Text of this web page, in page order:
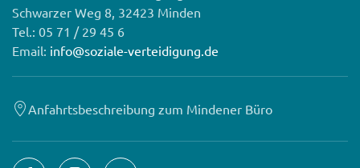
Schwarzer Weg 8, 32423 Minden
Tel.: 05 71 / 29 45 6
Email: info@soziale-verteidigung.de
Anfahrtsbeschreibung zum Mindener Büro